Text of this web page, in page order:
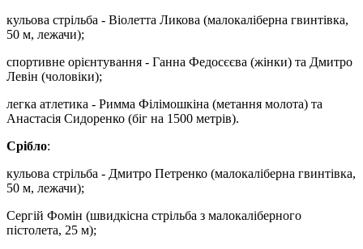
кульова стрільба - Віолетта Ликова (малокаліберна гвинтівка,
50 м, лежачи);
спортивне орієнтування - Ганна Федосєєва (жінки) та Дмитро
Левін (чоловіки);
легка атлетика - Римма Філімошкіна (метання молота) та
Анастасія Сидоренко (біг на 1500 метрів).
Срібло:
кульова стрільба - Дмитро Петренко (малокаліберна гвинтівка,
50 м, лежачи);
Сергій Фомін (швидкісна стрільба з малокаліберного
пістолета, 25 м);